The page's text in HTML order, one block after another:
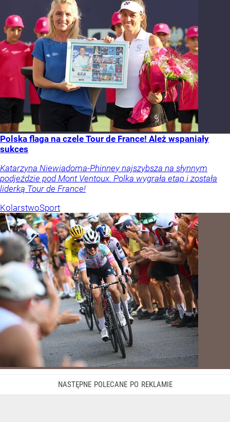
Polska flaga na czele Tour de France! Ależ wspaniały
sukces
Katarzyna Niewiadoma-Phinney najszybsza na słynnym
podjeździe pod Mont Ventoux. Polka wygrała etap i została
liderką Tour de France!
KolarstwoSport